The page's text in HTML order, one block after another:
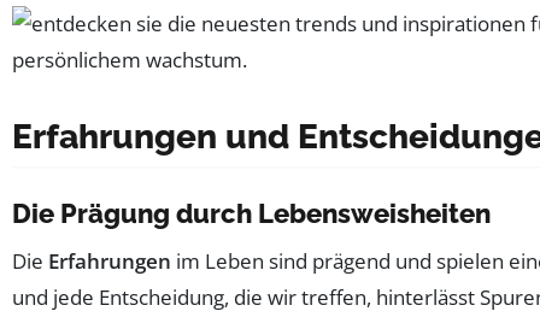
Erfahrungen und
Die Prägung durch Lebensweisheiten
Die Erfahrungen im Leben sind prägend und spielen
und jede Entscheidung, die wir treffen, hinterlässt